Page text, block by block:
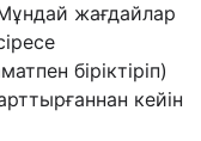
жағдайлар
біріктіріп)
кейін